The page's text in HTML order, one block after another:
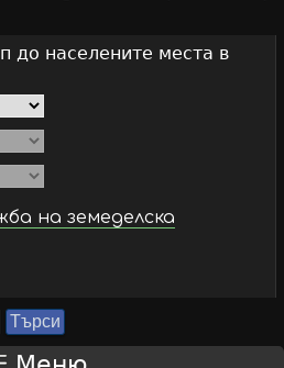
до населените места в
на земеделска